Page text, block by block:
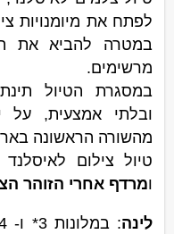
לפתח את מיומנויות
במטרה להביא את
מרשימים.
במסגרת הטיול
ובלתי אמצעית, על
מהשורה הראשונה
טיול צילום
ומרדף אחרי הזוהר
לינה